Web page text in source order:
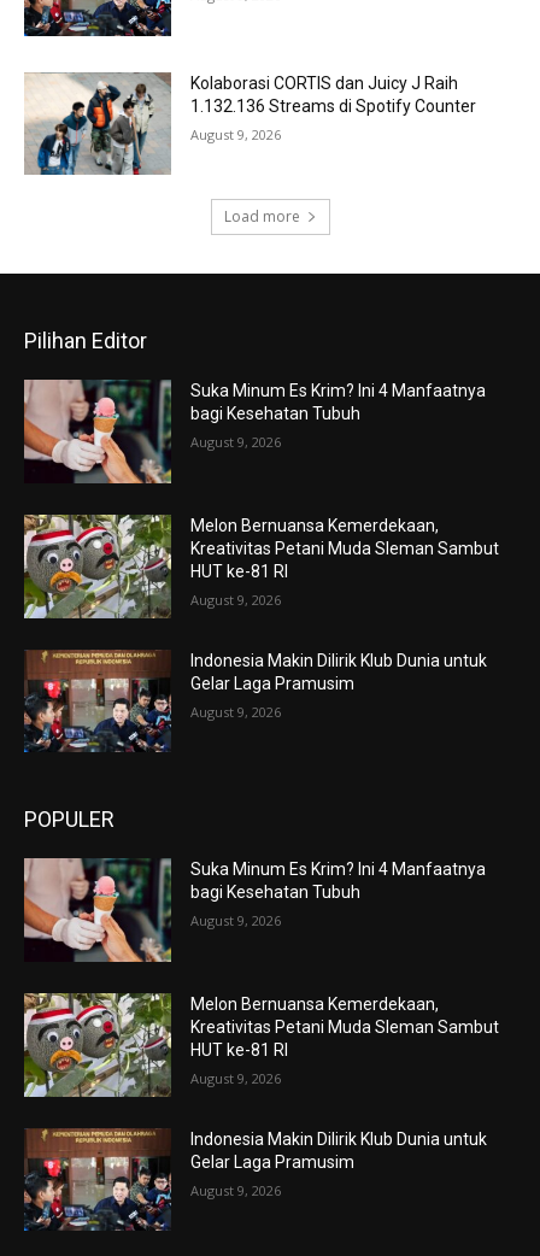
Kolaborasi CORTIS dan Juicy J Raih
1.132.136 Streams di Spotify Counter
August 9, 2026
Load more
Pilihan Editor
Suka Minum Es Krim? Ini 4 Manfaatnya
bagi Kesehatan Tubuh
August 9, 2026
Melon Bernuansa Kemerdekaan,
Kreativitas Petani Muda Sleman Sambut
HUT ke-81 RI
August 9, 2026
Indonesia Makin Dilirik Klub Dunia untuk
Gelar Laga Pramusim
August 9, 2026
POPULER
Suka Minum Es Krim? Ini 4 Manfaatnya
bagi Kesehatan Tubuh
August 9, 2026
Melon Bernuansa Kemerdekaan,
Kreativitas Petani Muda Sleman Sambut
HUT ke-81 RI
August 9, 2026
Indonesia Makin Dilirik Klub Dunia untuk
Gelar Laga Pramusim
August 9, 2026